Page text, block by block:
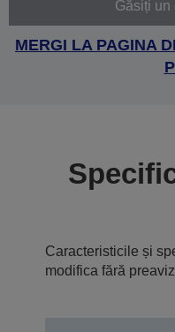
Găsiți un
MERGI LA PAGINA
Caracteristicile și
modifica fără preaviz